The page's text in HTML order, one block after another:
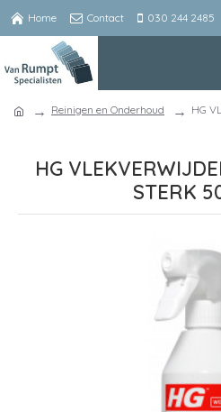
Home Contact 030 244 2485
Reinigen en Onderhoud HG
HG
STERK